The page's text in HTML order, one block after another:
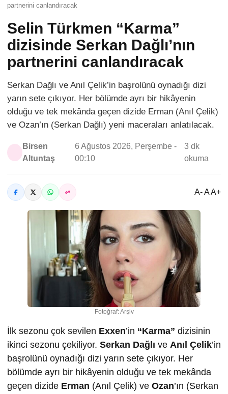
partnerini canlandıracak
Selin Türkmen “Karma”
dizisinde Serkan Dağlı’nın
partnerini canlandıracak
Serkan Dağlı ve Anıl Çelik’in başrolünü oynadığı dizi
yarın sete çıkıyor. Her bölümde ayrı bir hikâyenin
olduğu ve tek mekânda geçen dizide Erman (Anıl Çelik)
ve Ozan’ın (Serkan Dağlı) yeni maceraları anlatılacak.
Birsen
Altuntaş
6 Ağustos 2026, Perşembe -
00:10
3 dk
okuma
A- A A+
Fotoğraf: Arşiv
İlk sezonu çok sevilen Exxen’in “Karma” dizisinin
ikinci sezonu çekiliyor. Serkan Dağlı ve Anıl Çelik’in
başrolünü oynadığı dizi yarın sete çıkıyor. Her
bölümde ayrı bir hikâyenin olduğu ve tek mekânda
geçen dizide Erman (Anıl Çelik) ve Ozan’ın (Serkan